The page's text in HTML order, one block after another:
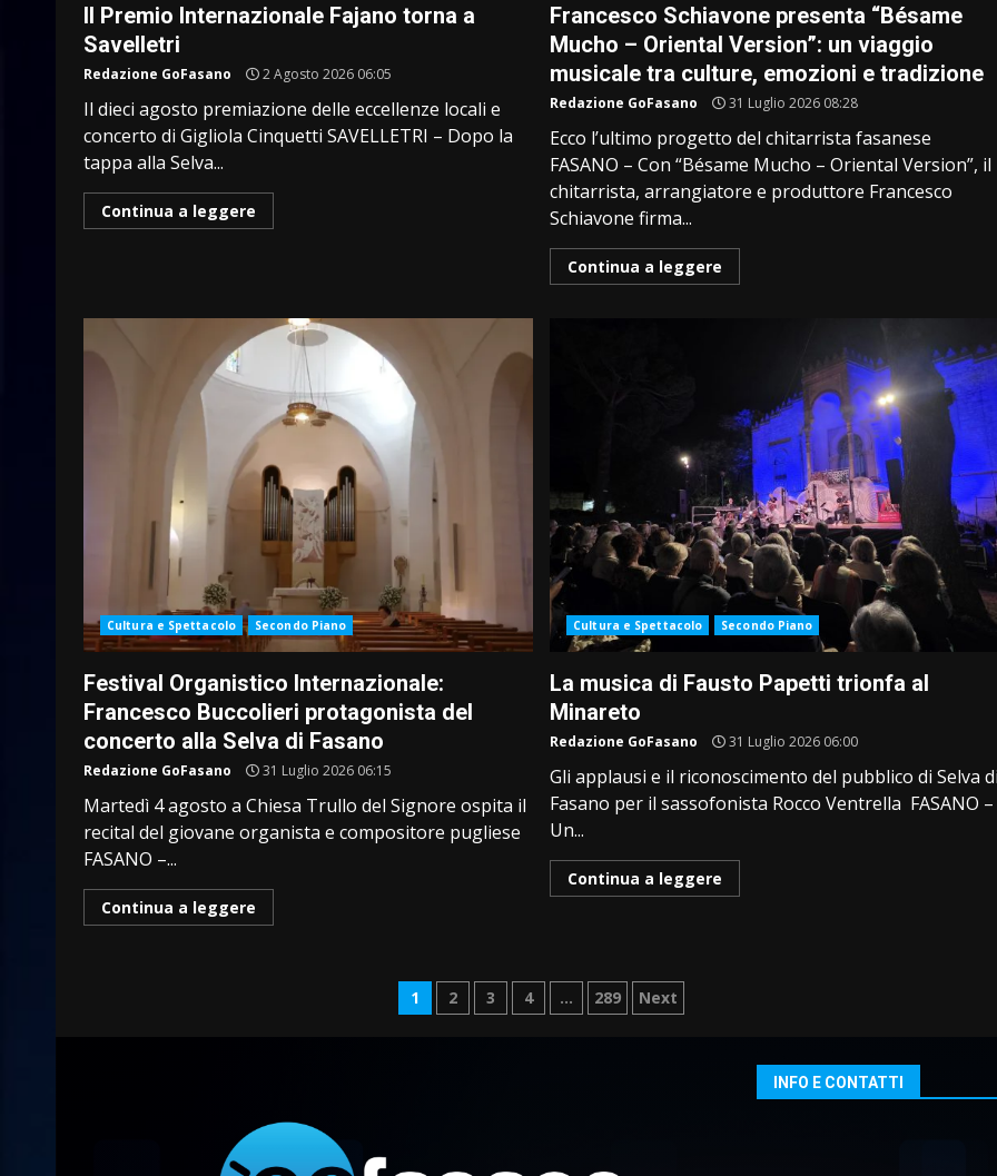
Il Premio Internazionale Fajano torna a
Savelletri
Redazione GoFasano 2 Agosto 2026 06:05
Il dieci agosto premiazione delle eccellenze locali e
concerto di Gigliola Cinquetti SAVELLETRI – Dopo la
tappa alla Selva...
Continua a leggere
Francesco Schiavone presenta “Bésame
Mucho – Oriental Version”: un viaggio
musicale tra culture, emozioni e tradizione
Redazione GoFasano 31 Luglio 2026 08:28
Ecco l’ultimo progetto del chitarrista fasanese
FASANO – Con “Bésame Mucho – Oriental Version”, il
chitarrista, arrangiatore e produttore Francesco
Schiavone firma...
Continua a leggere
Cultura e Spettacolo Secondo Piano
Festival Organistico Internazionale:
Francesco Buccolieri protagonista del
concerto alla Selva di Fasano
Redazione GoFasano 31 Luglio 2026 06:15
Martedì 4 agosto a Chiesa Trullo del Signore ospita il
recital del giovane organista e compositore pugliese
FASANO –...
Continua a leggere
Cultura e Spettacolo Secondo Piano
La musica di Fausto Papetti trionfa al
Minareto
Redazione GoFasano 31 Luglio 2026 06:00
Gli applausi e il riconoscimento del pubblico di Selva di
Fasano per il sassofonista Rocco Ventrella FASANO –
Un...
Continua a leggere
Paginazione
1 2 3 4 … 289 Next
INFO E CONTATTI